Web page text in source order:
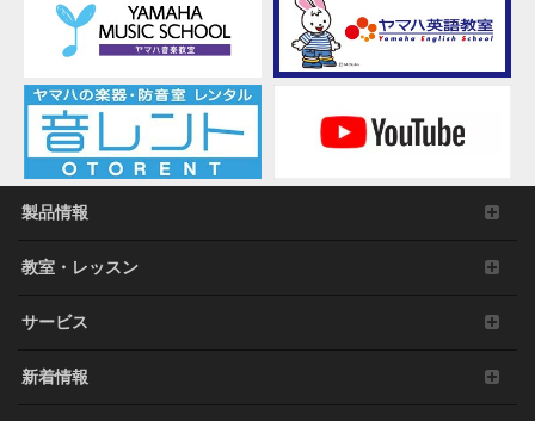
製品情報
教室・レッスン
サービス
新着情報